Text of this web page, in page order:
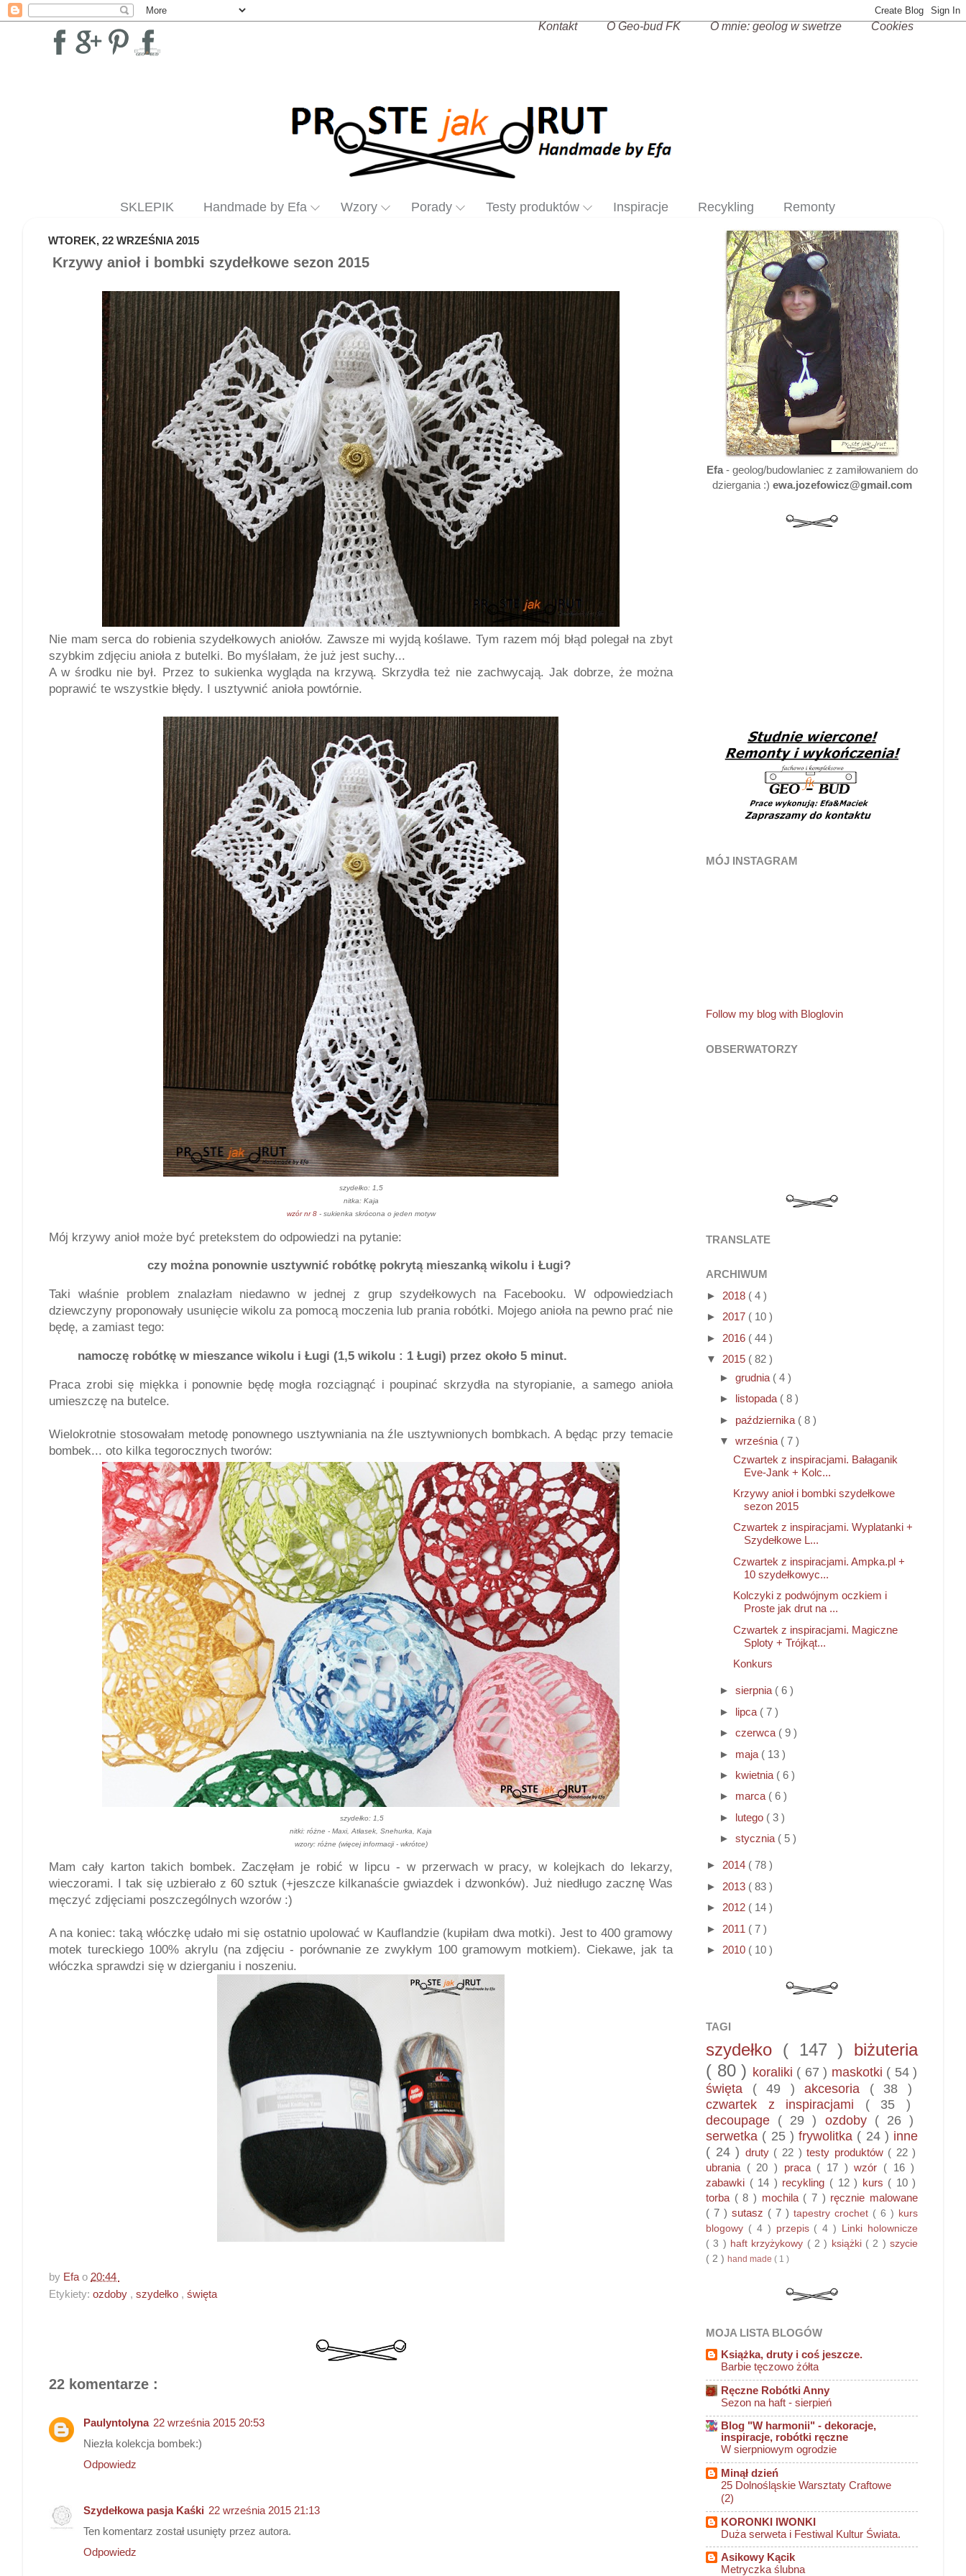
Kontakt O Geo-bud FK O mnie: geolog w swetrze Cookies
SKLEPIK Handmade by Efa Wzory Porady Testy produktów Inspiracje Recykling Remonty
WTOREK, 22 WRZEŚNIA 2015
Krzywy anioł i bombki szydełkowe sezon 2015
Nie mam serca do robienia szydełkowych aniołów. Zawsze mi wyjdą koślawe. Tym razem mój błąd polegał na zbyt
szybkim zdjęciu anioła z butelki. Bo myślałam, że już jest suchy...
A w środku nie był. Przez to sukienka wygląda na krzywą. Skrzydła też nie zachwycają. Jak dobrze, że można
poprawić te wszystkie błędy. I usztywnić anioła powtórnie.
szydełko: 1,5
nitka: Kaja
wzór nr 8- sukienka skrócona o jeden motyw
Mój krzywy anioł może być pretekstem do odpowiedzi na pytanie:
czy można ponownie usztywnić robótkę pokrytą mieszanką wikolu i Ługi?
Taki właśnie problem znalazłam niedawno w jednej z grup szydełkowych na Facebooku. W odpowiedziach
dziewczyny proponowały usunięcie wikolu za pomocą moczenia lub prania robótki. Mojego anioła na pewno prać nie
będę, a zamiast tego:
namoczę robótkę w mieszance wikolu i Ługi (1,5 wikolu : 1 Ługi) przez około 5 minut.
Praca zrobi się miękka i ponownie będę mogła rozciągnąć i poupinać skrzydła na styropianie, a samego anioła
umieszczę na butelce.
Wielokrotnie stosowałam metodę ponownego usztywniania na źle usztywnionych bombkach. A będąc przy temacie
bombek... oto kilka tegorocznych tworów:
szydełko: 1,5
nitki: różne - Maxi, Atłasek, Snehurka, Kaja
wzory: różne (więcej informacji - wkrótce)
Mam cały karton takich bombek. Zaczęłam je robić w lipcu - w przerwach w pracy, w kolejkach do lekarzy,
wieczorami. I tak się uzbierało z 60 sztuk (+jeszcze kilkanaście gwiazdek i dzwonków). Już niedługo zacznę Was
męczyć zdjęciami poszczególnych wzorów :)
A na koniec: taką włóczkę udało mi się ostatnio upolować w Kauflandzie (kupiłam dwa motki). Jest to 400 gramowy
motek tureckiego 100% akrylu (na zdjęciu - porównanie ze zwykłym 100 gramowym motkiem). Ciekawe, jak ta
włóczka sprawdzi się w dzierganiu i noszeniu.
by Efa o 20:44
Etykiety: ozdoby , szydełko , święta
22 komentarze :
Paulyntolyna 22 września 2015 20:53
Niezła kolekcja bombek:)
Odpowiedz
Szydełkowa pasja Kaśki 22 września 2015 21:13
Ten komentarz został usunięty przez autora.
Odpowiedz
Efa- geolog/budowlaniec z zamiłowaniem do
dziergania :) ewa.jozefowicz@gmail.com
MÓJ INSTAGRAM
Follow my blog with Bloglovin
OBSERWATORZY
TRANSLATE
ARCHIWUM
► 2018 ( 4 )
► 2017 ( 10 )
► 2016 ( 44 )
▼ 2015 ( 82 )
►grudnia ( 4 )
► listopada ( 8 )
► października ( 8 )
▼września ( 7 )
Czwartek z inspiracjami. Bałaganik
Eve-Jank + Kolc...
Krzywy anioł i bombki szydełkowe
sezon 2015
Czwartek z inspiracjami. Wyplatanki +
Szydełkowe L...
Czwartek z inspiracjami. Ampka.pl +
10 szydełkowyc...
Kolczyki z podwójnym oczkiem i
Proste jak drut na ...
Czwartek z inspiracjami. Magiczne
Sploty + Trójkąt...
Konkurs
►sierpnia ( 6 )
► lipca ( 7 )
►czerwca ( 9 )
► maja ( 13 )
► kwietnia ( 6 )
► marca ( 6 )
► lutego ( 3 )
►stycznia ( 5 )
► 2014 ( 78 )
► 2013 ( 83 )
► 2012 ( 14 )
► 2011 ( 7 )
► 2010 ( 10 )
TAGI
szydełko ( 147 ) biżuteria
( 80 ) koraliki ( 67 ) maskotki ( 54 )
święta ( 49 ) akcesoria ( 38 )
czwartek z inspiracjami ( 35 )
decoupage ( 29 ) ozdoby ( 26 )
serwetka ( 25 ) frywolitka ( 24 ) inne
( 24 ) druty ( 22 )testy produktów ( 22 )
ubrania ( 20 ) praca ( 17 )wzór ( 16 )
zabawki ( 14 ) recykling ( 12 ) kurs ( 10 )
torba ( 8 ) mochila ( 7 ) ręcznie malowane
( 7 ) sutasz ( 7 ) tapestry crochet ( 6 ) kurs
blogowy ( 4 ) przepis ( 4 ) Linki holownicze
( 3 ) haft krzyżykowy ( 2 ) książki ( 2 )szycie
( 2 ) hand made ( 1 )
MOJA LISTA BLOGÓW
Książka, druty i coś jeszcze.
Barbie tęczowo żółta
Ręczne Robótki Anny
Sezon na haft - sierpień
Blog "W harmonii" - dekoracje,
inspiracje, robótki ręczne
W sierpniowym ogrodzie
Minął dzień
25 Dolnośląskie Warsztaty Craftowe
(2)
KORONKI IWONKI
Duża serweta i Festiwal Kultur Świata.
Asikowy Kącik
Metryczka ślubna